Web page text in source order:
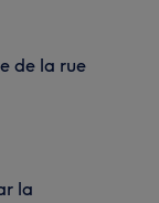
de la rue
la